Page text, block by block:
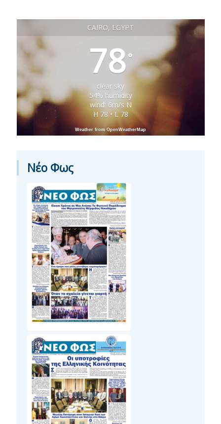
CAIRO, EGYPT
78°
clear sky
54% humidity
wind: 6m/s N
H 78 • L 78
Weather from OpenWeatherMap
Νέο Φως